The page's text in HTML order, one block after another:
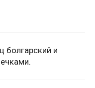
болгарский и